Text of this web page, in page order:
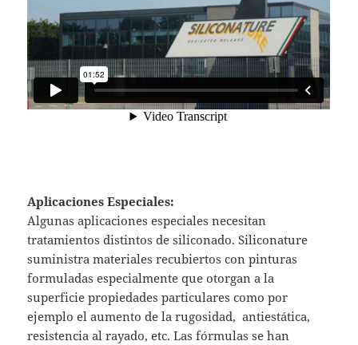
Aplicaciones Especiales:
Algunas aplicaciones especiales necesitan
tratamientos distintos de siliconado. Siliconature
suministra materiales recubiertos con pinturas
formuladas especialmente que otorgan a la
superficie propiedades particulares como por
ejemplo el aumento de la rugosidad, antiestática,
resistencia al rayado, etc. Las fórmulas se han